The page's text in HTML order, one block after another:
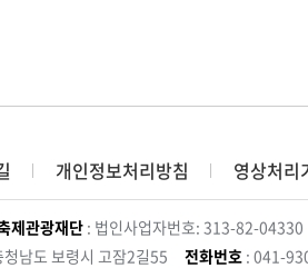
개인정보처리방침 영상처리
제관광재단 : 법인사업자번호: 313-82-04330
청남도 보령시 고잠2길55 전화번호 : 041-